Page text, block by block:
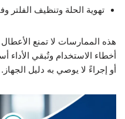
تهوية الحلة وتنظيف الفلتر
هذه الممارسات لا تمنع الأعطال
أخطاء الاستخدام وتُبقي الأداء
أو إجراءً لا يوصي به دليل الجهاز.